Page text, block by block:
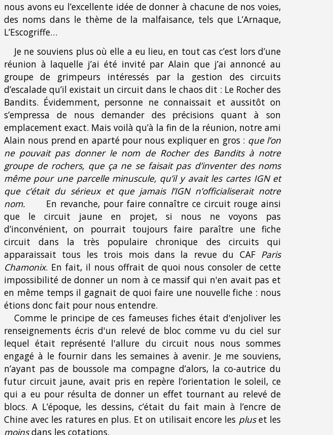
nous avons eu l’excellente idée de donner à chacune de nos voies,
des noms dans le thème de la malfaisance, tels que L’Arnaque,
L’Escogriffe…
Je ne souviens plus où elle a eu lieu, en tout cas c’est lors d’une
réunion à laquelle j’ai été invité par Alain que j’ai annoncé au
groupe de grimpeurs intéressés par la gestion des circuits
d’escalade qu’il existait un circuit dans le chaos dit : Le Rocher des
Bandits. Évidemment, personne ne connaissait et aussitôt on
s’empressa de nous demander des précisions quant à son
emplacement exact. Mais voilà qu’à la fin de la réunion, notre ami
Alain nous prend en aparté pour nous expliquer en gros : que l’on
ne pouvait pas donner le nom de Rocher des Bandits à notre
groupe de rochers, que ça ne se faisait pas d’inventer des noms
même pour une parcelle minuscule, qu’il y avait les cartes IGN et
que c’était du sérieux et que jamais l’IGN n’officialiserait notre
nom.
En revanche, pour faire connaître ce circuit rouge ainsi
que le circuit jaune en projet, si nous ne voyons pas
d’inconvénient, on pourrait toujours faire paraître une fiche
circuit dans la très populaire chronique des circuits qui
apparaissait tous les trois mois dans la revue du CAF Paris
Chamonix. En fait, il nous offrait de quoi nous consoler de cette
impossibilité de donner un nom à ce massif qui n'en avait pas et
en même temps il gagnait de quoi faire une nouvelle fiche : nous
étions donc fait pour nous entendre.
Comme le principe de ces fameuses fiches était d'enjoliver les
renseignements écris d'un relevé de bloc comme vu du ciel sur
lequel était représenté l'allure du circuit nous nous sommes
engagé à le fournir dans les semaines à avenir. Je me souviens,
n’ayant pas de boussole ma compagne d’alors, la co-autrice du
futur circuit jaune, avait pris en repère l’orientation le soleil, ce
qui a eu pour résulta de donner un effet tournant au relevé de
blocs. A L’époque, les dessins, c’était du fait main à l’encre de
Chine avec les ratures en plus. Et on utilisait encore les pluset les
moinsdans les cotations.